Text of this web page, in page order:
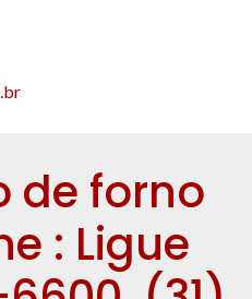
de forno
: Ligue